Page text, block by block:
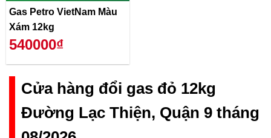
Gas Petro VietNam Màu
Xám 12kg
540000₫
Cửa hàng đổi gas đỏ 12kg
Đường Lạc Thiện, Quận 9 tháng